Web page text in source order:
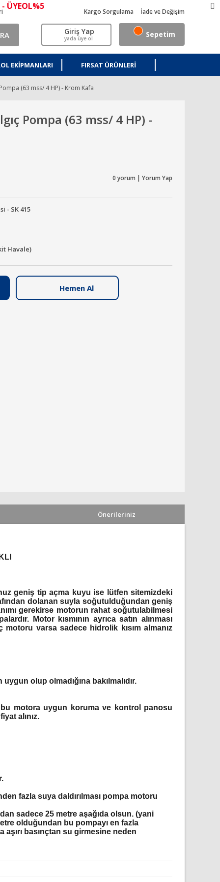
Kargo Sorgulama İade ve Değişim
Giriş Yap
yada üye ol Sepetim
EKIPMANLARI FIRSAT ÜRÜNLERI
(63 mss/ 4 HP) - Krom Kafa
Pompa (63 mss/ 4 HP) -
0 yorum | Yorum Yap
- SK 415
Havale)
Hemen Al
Önerileriniz
geniş tip açma kuyu ise lütfen sitemizdeki
dolanan suyla soğutulduğundan geniş
gerekirse motorun rahat soğutulabilmesi
Motor kısmının ayrıca satın alınması
varsa sadece hidrolik kısım almanız
olup olmadığına bakılmalıdır.
bu motora uygun koruma ve kontrol panosu
alınız.
fazla suya daldırılması pompa motoru
sadece 25 metre aşağıda olsun. (yani
olduğundan bu pompayı en fazla
aşırı basınçtan su girmesine neden
ÜYEOL%5